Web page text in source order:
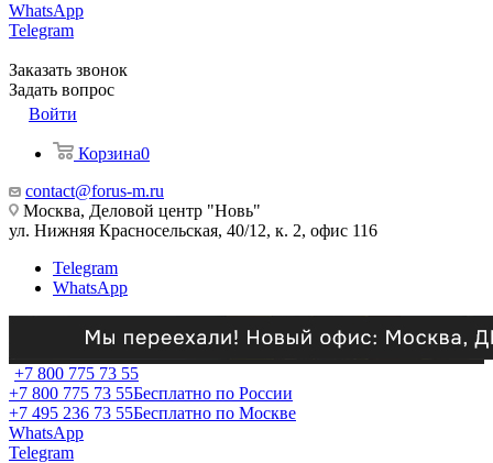
WhatsApp
Telegram
Заказать звонок
Задать вопрос
Войти
Корзина0
contact@forus-m.ru
Москва, Деловой центр "Новь"
ул. Нижняя Красносельская, 40/12, к. 2, офис 116
Telegram
WhatsApp
+7 800 775 73 55
+7 800 775 73 55Бесплатно по России
+7 495 236 73 55Бесплатно по Москве
WhatsApp
Telegram